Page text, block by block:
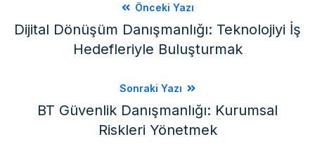
Önceki Yazı
Dijital Dönüşüm Danışmanlığı: Teknolojiyi İş
Hedefleriyle Buluşturmak
Sonraki Yazı
BT Güvenlik Danışmanlığı: Kurumsal
Riskleri Yönetmek